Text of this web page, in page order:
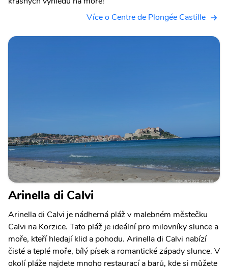
Více o Centre de Plongée Castille
Arinella di Calvi
Arinella di Calvi je nádherná pláž v malebném městečku
Calvi na Korzice. Tato pláž je ideální pro milovníky slunce a
moře, kteří hledají klid a pohodu. Arinella di Calvi nabízí
čisté a teplé moře, bílý písek a romantické západy slunce. V
okolí pláže najdete mnoho restaurací a barů, kde si můžete